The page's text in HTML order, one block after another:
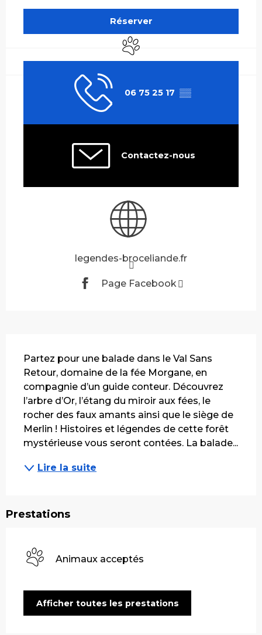
Réserver
Animaux acceptés
06 75 25 17 ▒▒
Contactez-nous
legendes-broceliande.fr
Page Facebook
Partez pour une balade dans le Val Sans
Retour, domaine de la fée Morgane, en
compagnie d’un guide conteur. Découvrez
l’arbre d’Or, l’étang du miroir aux fées, le
rocher des faux amants ainsi que le siège de
Merlin ! Histoires et légendes de cette forêt
mystérieuse vous seront contées. La balade...
Lire la suite
Prestations
Animaux acceptés
Afficher toutes les prestations